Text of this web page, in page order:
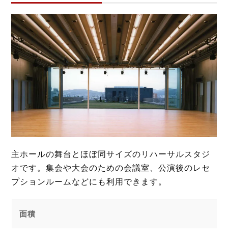
主ホールの舞台とほぼ同サイズのリハーサルスタジ
オです。集会や大会のための会議室、公演後のレセ
プションルームなどにも利用できます。
面積